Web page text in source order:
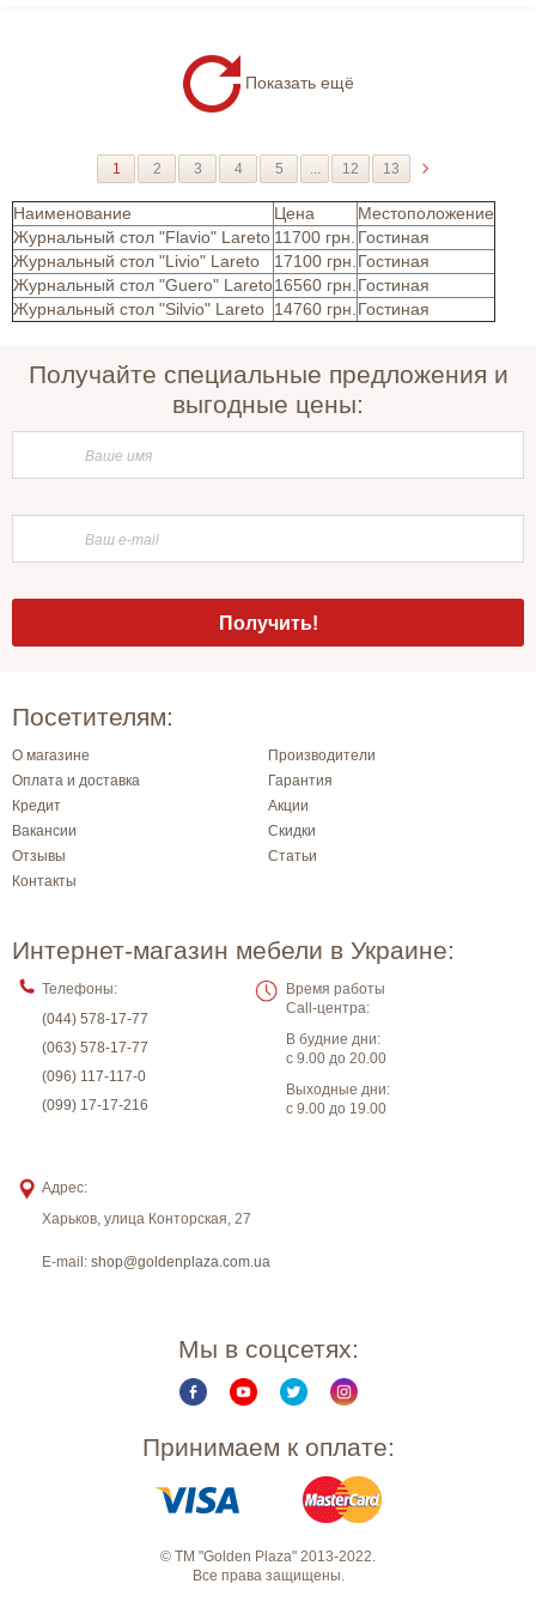
Показать ещё
1 2 3 4 5 ... 12 13
Наименование Цена
Местоположение
Журнальный стол "Flavio" Lareto 11700 грн. Гостиная
Журнальный стол "Livio" Lareto
17100 грн. Гостиная
Журнальный стол "Guero" Lareto16560 грн. Гостиная
Журнальный стол "Silvio" Lareto 14760 грн. Гостиная
Получайте специальные предложения и
выгодные цены:
Посетителям:
О магазине
Производители
Оплата и доставка
Гарантия
Кредит
Акции
Вакансии
Скидки
Отзывы
Статьи
Контакты
Интернет-магазин мебели в Украине:
Телефоны:
(044) 578-17-77
(063) 578-17-77
(096) 117-117-0
(099) 17-17-216
Время работы
Call-центра:
В будние дни:
с 9.00 до 20.00
Выходные дни:
с 9.00 до 19.00
Адрес:
Харьков, улица Конторская, 27
E-mail: shop@goldenplaza.com.ua
Мы в соцсетях:
Принимаем к оплате:
© ТМ "Golden Plaza" 2013-2022.
Все права защищены.